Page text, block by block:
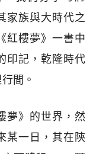
家族與大時代之
紅樓夢》一書中
印記，乾隆時代
間。
夢》的世界，然
某一日，其在陝